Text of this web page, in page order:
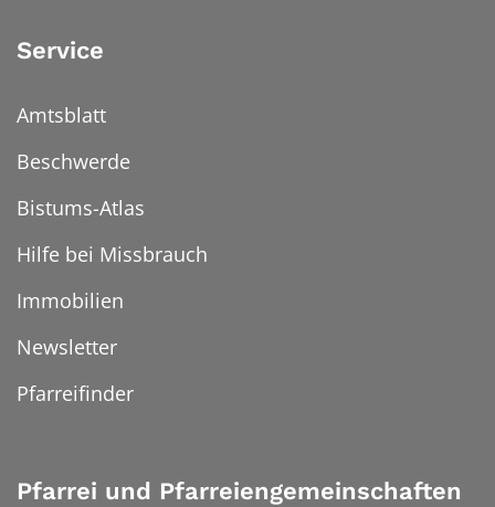
Service
Amtsblatt
Beschwerde
Bistums-Atlas
Hilfe bei Missbrauch
Immobilien
Newsletter
Pfarreifinder
Pfarrei und Pfarreiengemeinschaften